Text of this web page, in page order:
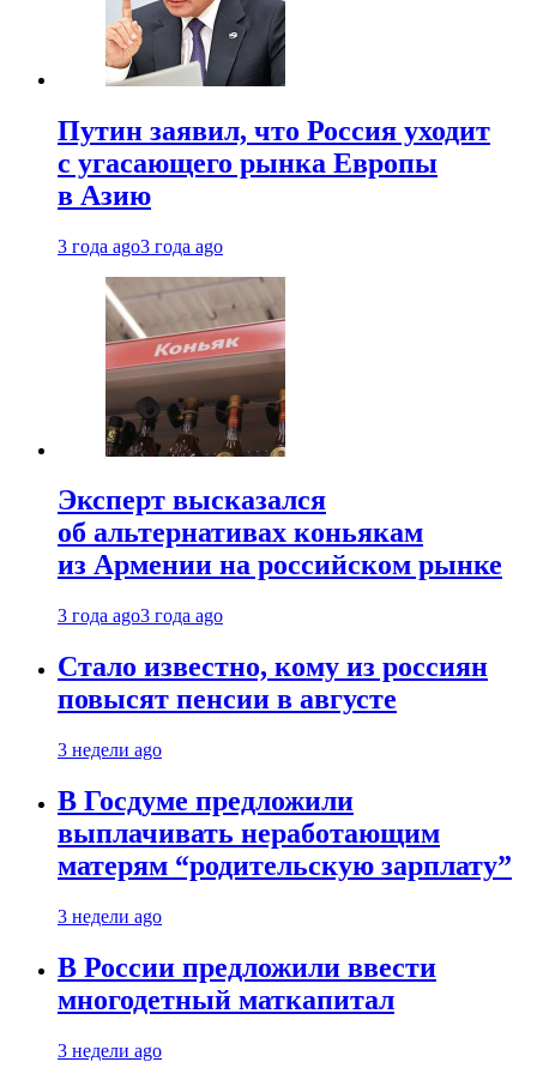
Путин заявил, что Россия уходит
с угасающего рынка Европы
в Азию
3 года ago3 года ago
Эксперт высказался
об альтернативах коньякам
из Армении на российском рынке
3 года ago3 года ago
Стало известно, кому из россиян
повысят пенсии в августе
3 недели ago
В Госдуме предложили
выплачивать неработающим
матерям “родительскую зарплату”
3 недели ago
В России предложили ввести
многодетный маткапитал
3 недели ago